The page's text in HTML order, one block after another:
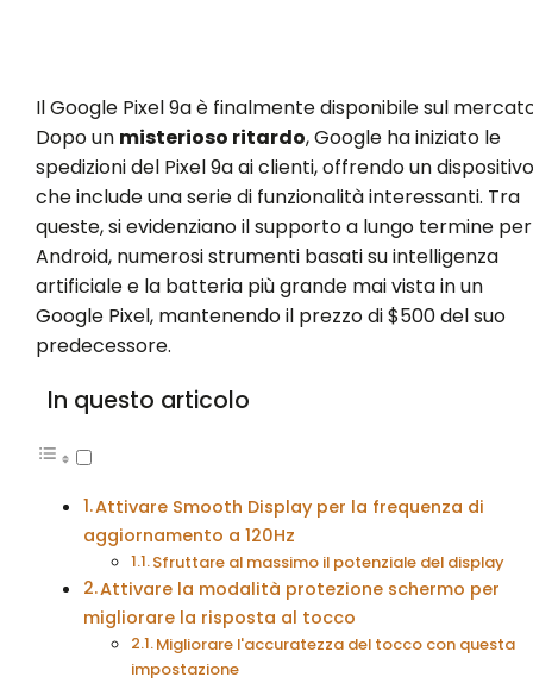
Il Google Pixel 9a è finalmente disponibile sul
Dopo un misterioso ritardo, Google ha iniziato le
spedizioni del Pixel 9a ai clienti, offrendo un dispositivo
che include una serie di funzionalità interessanti. Tra
queste, si evidenziano il supporto a lungo termine per
Android, numerosi strumenti basati su intelligenza
artificiale e la batteria più grande mai vista in un
Google Pixel, mantenendo il prezzo di $500 del suo
predecessore.
In questo articolo
Attivare Smooth Display per la frequenza di
aggiornamento a 120Hz
Sfruttare al massimo il potenziale del display
Attivare la modalità protezione schermo per
migliorare la risposta al tocco
Migliorare l'accuratezza del tocco con questa
impostazione